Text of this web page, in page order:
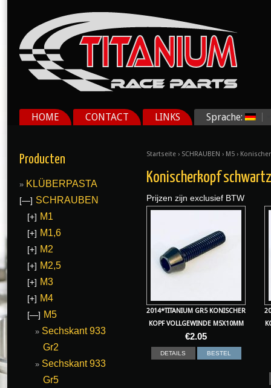
HOME CONTACT LINKS Sprache:
Startseite › SCHRAUBEN › M5 ›
Konischerkopf schwartz
Prijzen zijn exclusief BTW
2014*TITANIUM GR5 KONISCHER
KOPF VOLLGEWINDE M5X10MM
€2.05
DETAILS BESTEL
Producten
KLÜBERPASTA
[—] SCHRAUBEN
[+] M1
[+] M1,6
[+] M2
[+] M2,5
[+] M3
[+] M4
[—] M5
Sechskant 933
Gr2
Sechskant 933
Gr5